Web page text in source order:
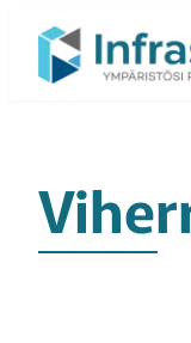
Siirry
sisältöön